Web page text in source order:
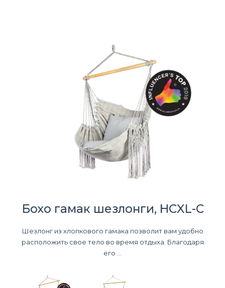
Бохо гамак шезлонги, HCXL-C
Шезлонг из хлопкового гамака позволит вам удобно
расположить свое тело во время отдыха. Благодаря
его ...